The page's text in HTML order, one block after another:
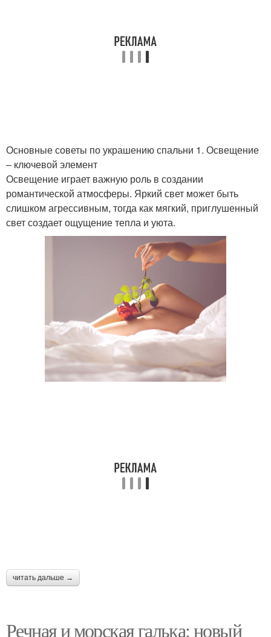
Основные советы по украшению спальни 1. Освещение
– ключевой элемент
Освещение играет важную роль в создании
романтической атмосферы. Яркий свет может быть
слишком агрессивным, тогда как мягкий, приглушенный
свет создает ощущение тепла и уюта.
читать дальше →
Речная и морская галька: новый